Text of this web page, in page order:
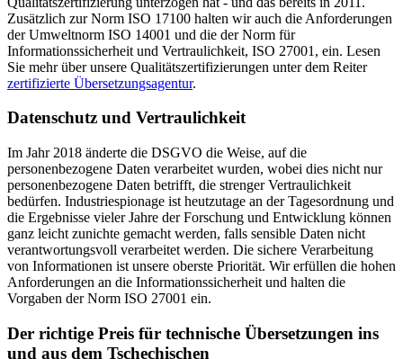
Zusätzlich zur Norm ISO 17100 halten wir auch die Anforderungen
der Umweltnorm ISO 14001 und die der Norm für
Informationssicherheit und Vertraulichkeit, ISO 27001, ein. Lesen
Sie mehr über unsere Qualitätszertifizierungen unter dem Reiter
zertifizierte Übersetzungsagentur.
Datenschutz und Vertraulichkeit
Im Jahr 2018 änderte die DSGVO die Weise, auf die
personenbezogene Daten verarbeitet wurden, wobei dies nicht nur
personenbezogene Daten betrifft, die strenger Vertraulichkeit
bedürfen. Industriespionage ist heutzutage an der Tagesordnung und
die Ergebnisse vieler Jahre der Forschung und Entwicklung können
ganz leicht zunichte gemacht werden, falls sensible Daten nicht
verantwortungsvoll verarbeitet werden. Die sichere Verarbeitung
von Informationen ist unsere oberste Priorität. Wir erfüllen die hohen
Anforderungen an die Informationssicherheit und halten die
Vorgaben der Norm ISO 27001 ein.
Der richtige Preis für technische Übersetzungen ins
und aus dem Tschechischen